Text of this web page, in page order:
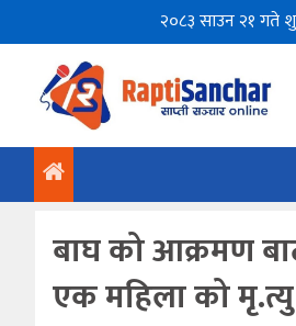
२०८३ साउन २१ गते
बाघ को आक्रमण
एक महिला को मृ.त्यु